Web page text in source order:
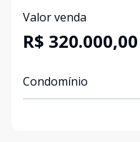
Valor venda
R$ 320.000,00
Condomínio